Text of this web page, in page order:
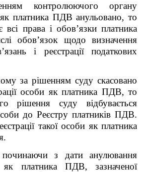
контролюючого органу
платника ПДВ анульовано, то
всі права і обов’язки платника
обов’язок щодо визначення
і реєстрації податкових
за рішенням суду скасовано
особи як платника ПДВ, то
рішення суду відбувається
до Реєстру платників ПДВ.
такої особи як платника
з дати анулювання
як платника ПДВ, зазначеної